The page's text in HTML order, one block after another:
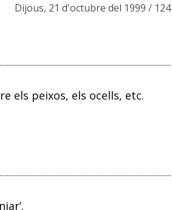
Dijous, 21 d'octubre del 1999 / 124
els peixos, els ocells, etc.